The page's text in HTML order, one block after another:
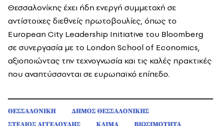
Θεσσαλονίκης έχει ήδη ενεργή συμμετοχή σε
αντίστοιχες διεθνείς πρωτοβουλίες, όπως το
European City Leadership Initiative του Bloomberg
σε συνεργασία με το London School of Economics,
αξιοποιώντας την τεχνογνωσία και τις καλές πρακτικές
που αναπτύσσονται σε ευρωπαϊκό επίπεδο.
ΘΕΣΣΑΛΟΝΙΚΗ
ΔΗΜΟΣ ΘΕΣΣΑΛΟΝΙΚΗΣ